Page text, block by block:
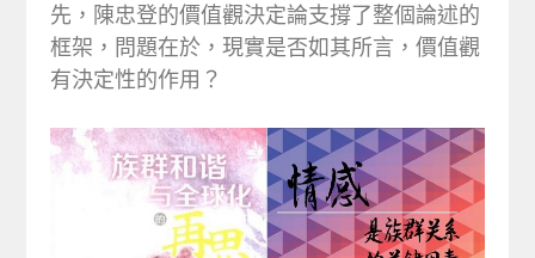
先，陳忠登的價值觀決定論支撐了整個論述的
框架，問題在於，現實是否如其所言，價值觀
有決定性的作用？